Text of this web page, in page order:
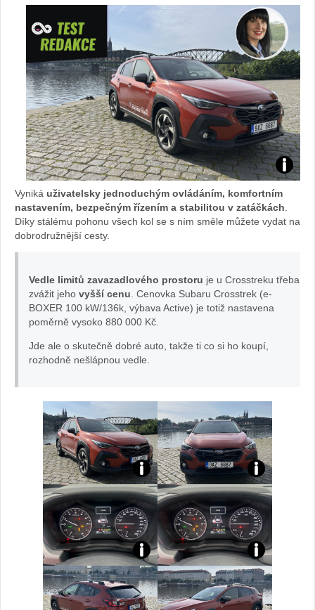
TEST
Vyniká uživatelsky jednoduchým ovládáním, komfortním
nastavením, bezpečným řízením a stabilitou v zatáčkách
Díky stálému pohonu všech kol se s ním směle můžete vydat na
dobrodružnější cesty.
Vedle limitů zavazadlového prostoru je u Crosstreku třeba
zvážit jeho vyšší cenu . Cenovka Subaru Crosstrek (e-
BOXER 100 kW/136k, výbava Active) je totiž nastavena
poměrně vysoko 880 000 Kč.
Jde ale o skutečně dobré auto, takže ti co si ho koupí,
rozhodně nešlápnou vedle.